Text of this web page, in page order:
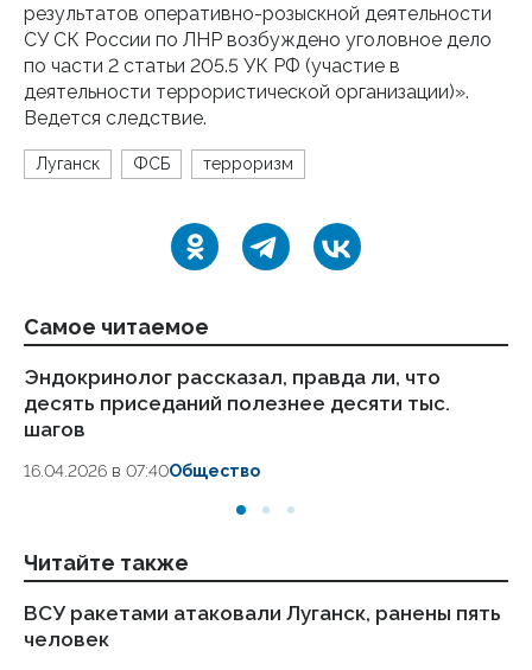
результатов оперативно-розыскной деятельности
СУ СК России по ЛНР возбуждено уголовное дело
по части 2 статьи 205.5 УК РФ (участие в
деятельности террористической организации)».
Ведется следствие.
Луганск ФСБ терроризм
Самое читаемое
Эндокринолог рассказал, правда ли, что
десять приседаний полезнее десяти тыс.
шагов
16.04.2026 в 07:40Общество
Читайте также
ВСУ ракетами атаковали Луганск, ранены пять
человек